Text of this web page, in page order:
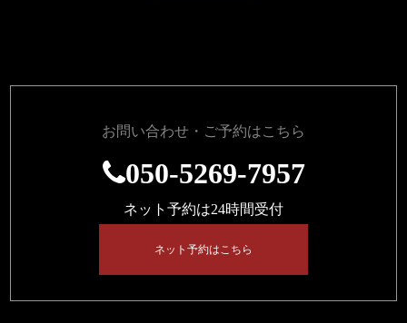
お問い合わせ・ご予約はこちら
050-5269-7957
ネット予約は24時間受付
ネット予約はこちら